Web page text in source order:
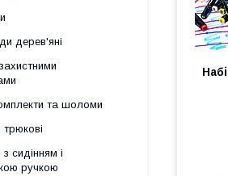
дерев'яні
та шоломи
сидінням і
ручкою